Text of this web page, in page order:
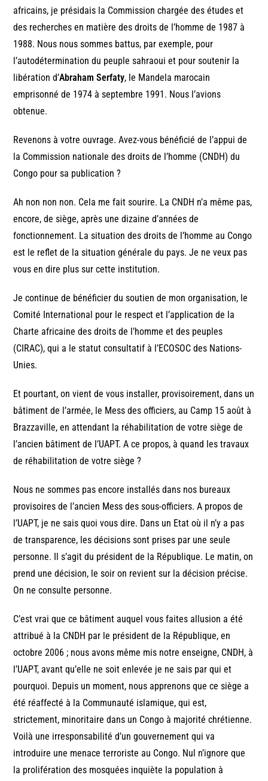
africains, je présidais la Commission chargée des études et
des recherches en matière des droits de l’homme de 1987 à
1988. Nous nous sommes battus, par exemple, pour
l’autodétermination du peuple sahraoui et pour soutenir la
libération d’Abraham Serfaty, le Mandela marocain
emprisonné de 1974 à septembre 1991. Nous l’avions
obtenue.
Revenons à votre ouvrage. Avez-vous bénéficié de l’appui de
la Commission nationale des droits de l’homme (CNDH) du
Congo pour sa publication ?
Ah non non non. Cela me fait sourire. La CNDH n’a même pas,
encore, de siège, après une dizaine d’années de
fonctionnement. La situation des droits de l’homme au Congo
est le reflet de la situation générale du pays. Je ne veux pas
vous en dire plus sur cette institution.
Je continue de bénéficier du soutien de mon organisation, le
Comité International pour le respect et l’application de la
Charte africaine des droits de l’homme et des peuples
(CIRAC), qui a le statut consultatif à l’ECOSOC des Nations-
Unies.
Et pourtant, on vient de vous installer, provisoirement, dans un
bâtiment de l’armée, le Mess des officiers, au Camp 15 août à
Brazzaville, en attendant la réhabilitation de votre siège de
l’ancien bâtiment de l’UAPT. A ce propos, à quand les travaux
de réhabilitation de votre siège ?
Nous ne sommes pas encore installés dans nos bureaux
provisoires de l’ancien Mess des sous-officiers. A propos de
l’UAPT, je ne sais quoi vous dire. Dans un Etat où il n’y a pas
de transparence, les décisions sont prises par une seule
personne. Il s’agit du président de la République. Le matin, on
prend une décision, le soir on revient sur la décision précise.
On ne consulte personne.
C’est vrai que ce bâtiment auquel vous faites allusion a été
attribué à la CNDH par le président de la République, en
octobre 2006 ; nous avons même mis notre enseigne, CNDH, à
l’UAPT, avant qu’elle ne soit enlevée je ne sais par qui et
pourquoi. Depuis un moment, nous apprenons que ce siège a
été réaffecté à la Communauté islamique, qui est,
strictement, minoritaire dans un Congo à majorité chrétienne.
Voilà une irresponsabilité d’un gouvernement qui va
introduire une menace terroriste au Congo. Nul n’ignore que
la prolifération des mosquées inquiète la population à